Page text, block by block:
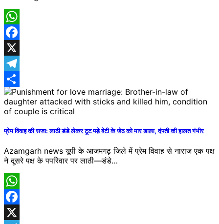
WhatsApp
Facebook
X
Telegram
Share
प्रेम​ विवाह की सजा: लाठी डंडे लेकर टूट पड़े बेटी के जेठ को मार डाला, दंपती की हालत गंभीर
Azamgarh news यूपी के आजमगढ़ जिले में प्रेम विवाह से नाराज एक पक्ष
ने दूसरे पक्ष के प​परिवार पर लाठी—डंडे…
WhatsApp
Facebook